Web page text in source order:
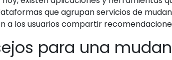
que agrupan servicios de
a los usuarios compartir
para una